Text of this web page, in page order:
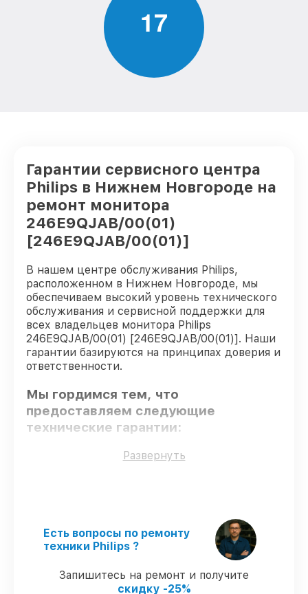
17
Гарантии сервисного центра
Philips в Нижнем Новгороде на
ремонт монитора
246E9QJAB/00(01)
[246E9QJAB/00(01)]
В нашем центре обслуживания Philips,
расположенном в Нижнем Новгороде, мы
обеспечиваем высокий уровень технического
обслуживания и сервисной поддержки для
всех владельцев монитора Philips
246E9QJAB/00(01) [246E9QJAB/00(01)]. Наши
гарантии базируются на принципах доверия и
ответственности.
Мы гордимся тем, что
предоставляем следующие
технические гарантии:
Сертифицированные инженеры–
мастера проходят строгий отбор и
регулярное обучение.
гарантируем завершение работ без
Развернуть
Есть вопросы по ремонту
техники Philips ?
Запишитесь на ремонт и получите
скидку -25%